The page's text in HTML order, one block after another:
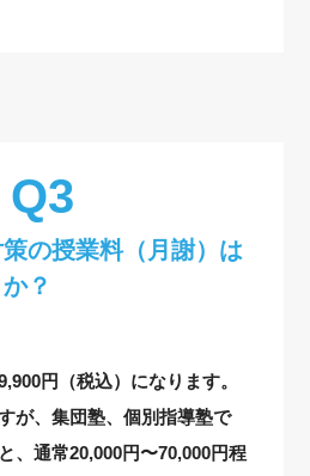
の授業料（月謝）は
？
円（税込）になります。
が、集団塾、個別指導塾で
、通常20,000円〜70,000円程